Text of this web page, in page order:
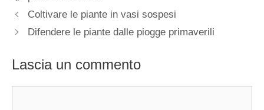
Coltivare le piante in vasi sospesi
Difendere le piante dalle piogge primaverili
Lascia un commento